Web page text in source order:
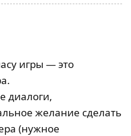
игры — это
диалоги,
желание сделать
(нужное